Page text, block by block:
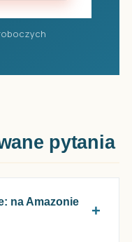
pytania
na Amazonie